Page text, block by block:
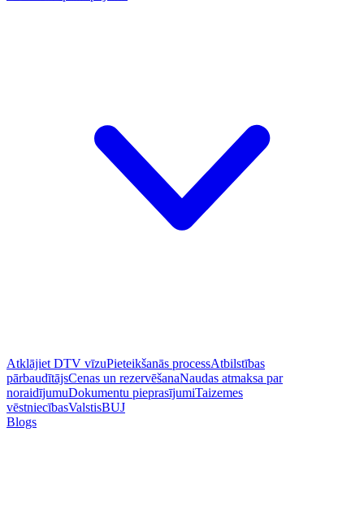
Atklājiet DTV vīzuPieteikšanās processAtbilstības
pārbaudītājsCenas un rezervēšanaNaudas atmaksa par
noraidījumuDokumentu pieprasījumiTaizemes
vēstniecībasValstisBUJ
Blogs